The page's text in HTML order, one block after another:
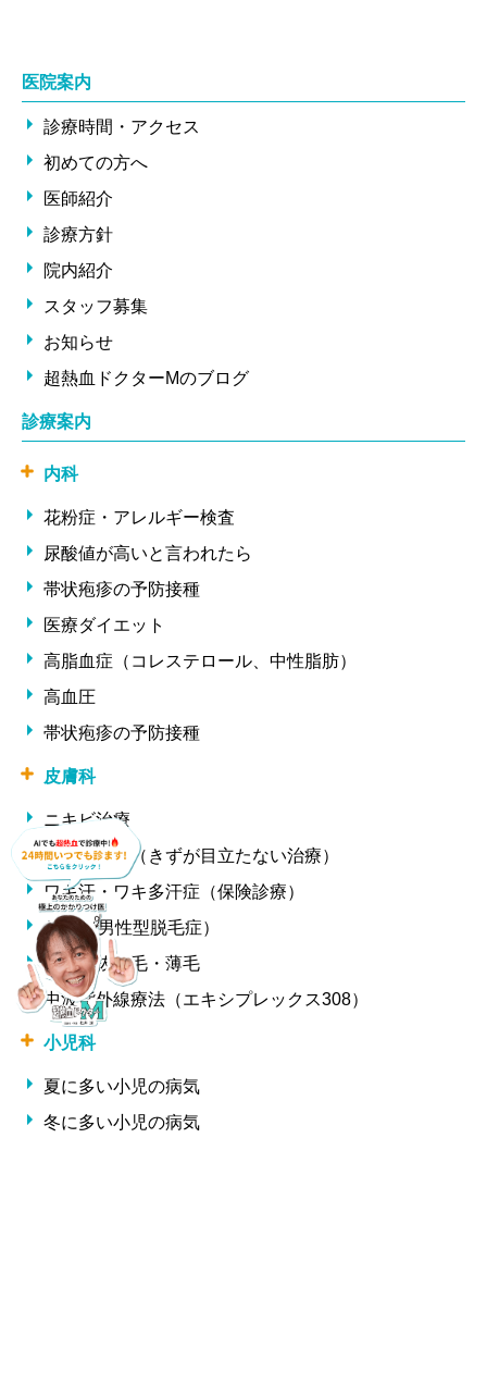
医院案内
診療時間・アクセス
初めての方へ
医師紹介
診療方針
院内紹介
スタッフ募集
お知らせ
超熱血ドクターMのブログ
診療案内
内科
花粉症・アレルギー検査
尿酸値が高いと言われたら
帯状疱疹の予防接種
医療ダイエット
高脂血症（コレステロール、中性脂肪）
高血圧
帯状疱疹の予防接種
皮膚科
ニキビ治療
ほくろ除去（きずが目立たない治療）
ワキ汗・ワキ多汗症（保険診療）
AGA（男性型脱毛症）
女性の抜け毛・薄毛
中波紫外線療法（エキシプレックス308）
小児科
夏に多い小児の病気
冬に多い小児の病気